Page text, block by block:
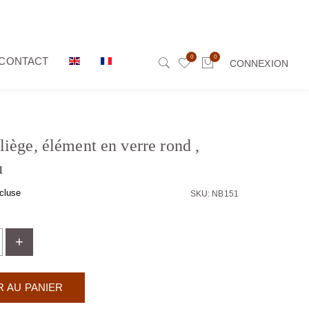
0 0
CONNEXION
élément en verre rond ,
SKU: NB151
+
AU PANIER